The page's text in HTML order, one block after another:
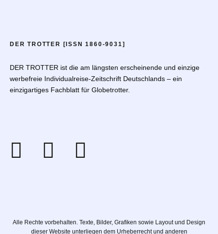
DER TROTTER [ISSN 1860-9031]
DER TROTTER ist die am längsten erscheinende und einzige
werbefreie Individualreise-Zeitschrift Deutschlands – ein
einzigartiges Fachblatt für Globetrotter.
Alle Rechte vorbehalten. Texte, Bilder, Grafiken sowie Layout und Design
dieser Website unterliegen dem Urheberrecht und anderen